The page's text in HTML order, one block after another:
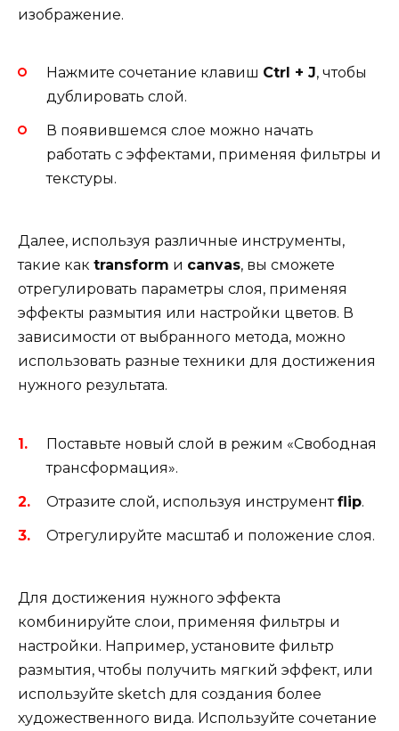
изображение.
Нажмите сочетание клавиш Ctrl + J, чтобы
дублировать слой.
В появившемся слое можно начать
работать с эффектами, применяя фильтры и
текстуры.
Далее, используя различные инструменты,
такие как transform и canvas, вы сможете
отрегулировать параметры слоя, применяя
эффекты размытия или настройки цветов. В
зависимости от выбранного метода, можно
использовать разные техники для достижения
нужного результата.
Поставьте новый слой в режим «Свободная
трансформация».
Отразите слой, используя инструментflip.
Отрегулируйте масштаб и положение слоя.
Для достижения нужного эффекта
комбинируйте слои, применяя фильтры и
настройки. Например, установите фильтр
размытия, чтобы получить мягкий эффект, или
используйте sketch для создания более
художественного вида. Используйте сочетание